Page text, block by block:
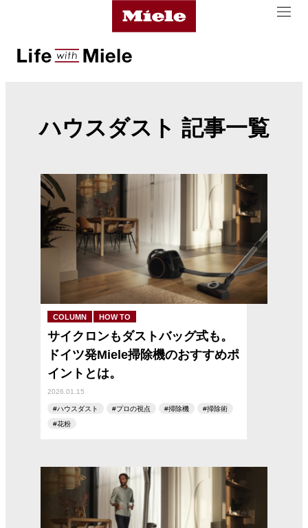
ハウスダスト 記事一覧
COLUMN HOW TO
サイクロンもダストバッグ式も。
ドイツ発Miele掃除機のおすすめポ
イントとは。
2026.01.15
ハウスダスト プロの視点 掃除機
掃除術
花粉